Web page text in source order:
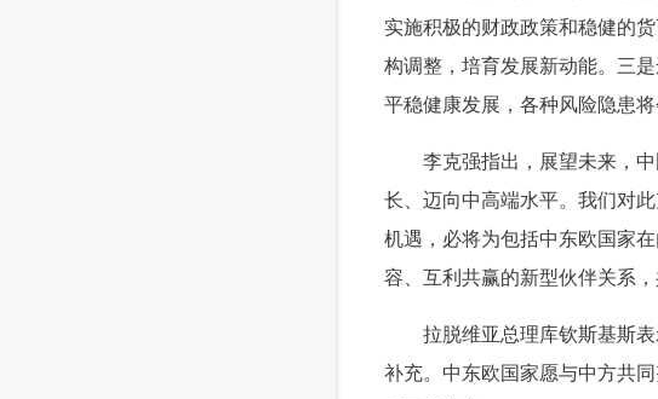
实施积极的财政政策和稳健的
构调整，培育发展新动能。三
平稳健康发展，各种风险隐患
李克强指出，展望未来，中
长、迈向中高端水平。我们对
机遇，必将为包括中东欧国家
容、互利共赢的新型伙伴关系
拉脱维亚总理库钦斯基斯表
补充。中东欧国家愿与中方共